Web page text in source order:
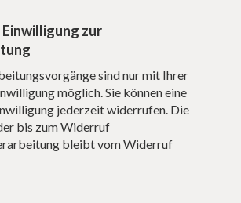
zur
sind nur mit Ihrer
möglich. Sie können eine
jederzeit widerrufen. Die
bis zum Widerruf
bleibt vom Widerruf